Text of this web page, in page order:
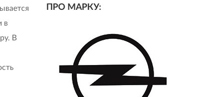
в
В
ПРО МАРКУ: